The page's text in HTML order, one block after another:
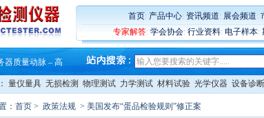
首页: 产品中心: 资讯频道: 展会频道:
专家解答: 学会协会: 行业资料: 电子样本:
ADR 让内部缺
锂能达成战略合作
买家升级 ——26
效变形分析能
器质量动脉 – 高
器质量动脉 – 高
ADR 让内部缺
家升级 ——26
量仪量具 无损检测 物理测试 力学测试 材料试验 光学仪器 设备诊
： 首页 > 政策法规 > 美国发布“蛋品检验规则”修正案